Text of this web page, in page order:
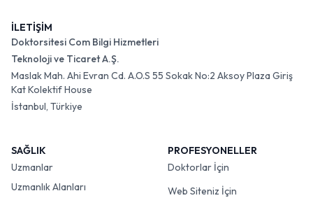
İLETİŞİM
Doktorsitesi Com Bilgi Hizmetleri
Teknoloji ve Ticaret A.Ş.
Maslak Mah. Ahi Evran Cd. A.O.S 55 Sokak No:2 Aksoy Plaza Giriş
Kat Kolektif House
İstanbul, Türkiye
SAĞLIK
Uzmanlar
Uzmanlık Alanları
PROFESYONELLER
Doktorlar İçin
Web Siteniz İçin